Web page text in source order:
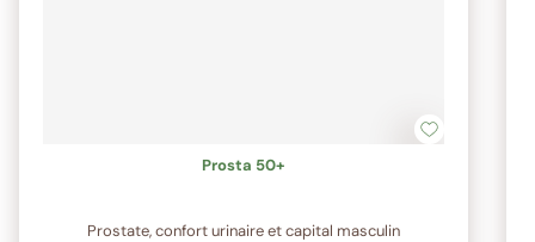
Prosta 50+
Prostate, confort urinaire et capital masculin